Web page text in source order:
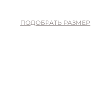
ПОДОБРАТЬ РАЗМЕР